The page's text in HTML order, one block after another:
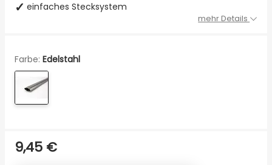
einfaches Stecksystem
mehr Details
Farbe: Edelstahl
9,45 €